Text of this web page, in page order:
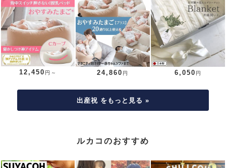
12,450 円～ 24,860 円 6,050 円
出産祝 をもっと見る »
ルカコのおすすめ